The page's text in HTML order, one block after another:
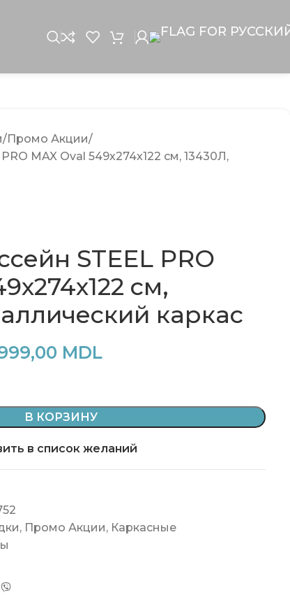
Промо Акции
MAX Oval 549х274х122 см, 13430Л,
STEEL PRO
см,
каркас
MDL
В КОРЗИНУ
в список желаний
, Промо Акции, Каркасные